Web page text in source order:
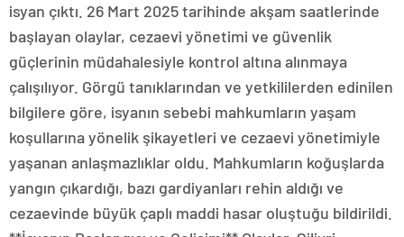
isyan çıktı. 26 Mart 2025 tarihinde akşam saatlerinde
başlayan olaylar, cezaevi yönetimi ve güvenlik
güçlerinin müdahalesiyle kontrol altına alınmaya
çalışılıyor. Görgü tanıklarından ve yetkililerden edinilen
bilgilere göre, isyanın sebebi mahkumların yaşam
koşullarına yönelik şikayetleri ve cezaevi yönetimiyle
yaşanan anlaşmazlıklar oldu. Mahkumların koğuşlarda
yangın çıkardığı, bazı gardiyanları rehin aldığı ve
cezaevinde büyük çaplı maddi hasar oluştuğu bildirildi.